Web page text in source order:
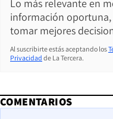
Lo más relevante en
información
tomar mejores
Al suscribirte estás aceptando los
Privacidad de La Tercera.
COMENTARIOS